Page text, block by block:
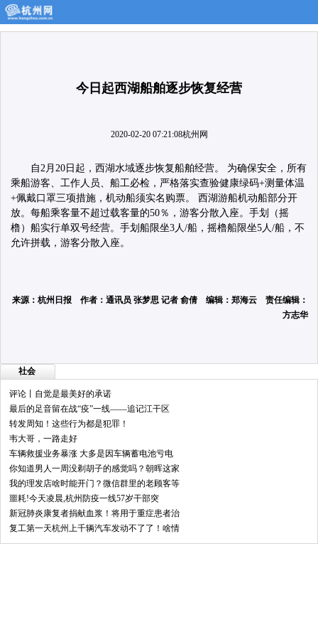
今日起西湖船舶逐步恢复经营
2020-02-20 07:21:08杭州网
自2月20日起，西湖水域逐步恢复船舶经营。 为确保安全，所有
乘船游客、工作人员、船工必检，严格落实查验健康绿码+测量体温
+佩戴口罩三项措施，机动船须实名购票。 西湖游船机动船部分开
放。每船乘客量不超过载客量的50％，游客分散入座。手划（摇
橹）船实行单双号经营。手划船限坐3人/船，摇橹船限坐5人/船，不
允许拼载，游客分散入座。
来源：杭州日报 作者：通讯员 张梦思 记者 俞倩 编辑：郑海云 责任编辑：
方志华
社会
评论丨自觉是最美好的承诺
最后的足音留在战“疫”一线——追记江干区
转发周知！这些行为都是犯罪！
韦大哥，一路走好
车辆救援业务暴涨 大多是因车辆蓄电池亏电
你知道男人一周没剃胡子的感觉吗？朝晖这家
我的理发店啥时能开门？微信群里的老顾客等
噩耗!今天凌晨,杭州防疫一线57岁干部突
新冠肺炎康复者捐献血浆！将用于重症患者治
复工第一天杭州上千辆汽车发动不了了！啥情